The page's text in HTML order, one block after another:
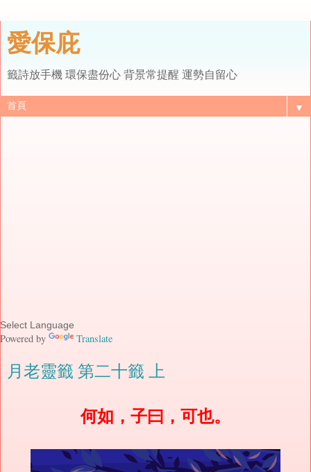
愛保庇
籤詩放手機 環保盡份心 背景常提醒 運勢自留心
▼
Powered by Translate
月老靈籤 第二十籤 上
何如，子曰，可也。